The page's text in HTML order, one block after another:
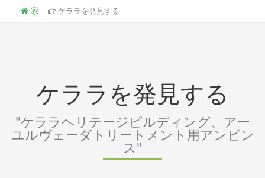
家 ケララを発見する
ケララを発見する
"ケララヘリテージビルディング、アー
ユルヴェーダトリートメント用アンビン
ス"